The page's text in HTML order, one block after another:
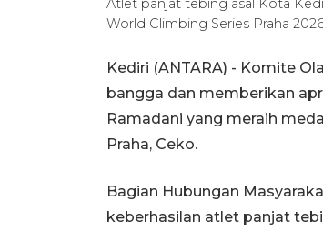
Atlet panjat tebing asal Kota
World Climbing Series Praha
Kediri (ANTARA) - Komite
bangga dan memberikan
Ramadani yang meraih
Praha, Ceko.
Bagian Hubungan
keberhasilan atlet panjat